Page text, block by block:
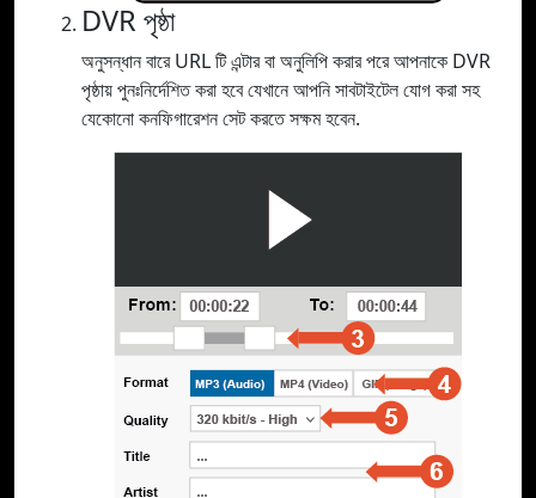
DVR পৃষ্ঠা
অনুসন্ধান বারে URL টি এন্টার বা অনুলিপি করার পরে আপনাকে DVR
পৃষ্ঠায় পুনঃনির্দেশিত করা হবে যেখানে আপনি সাবটাইটেল যোগ করা সহ
যেকোনো কনফিগারেশন সেট করতে সক্ষম হবেন.